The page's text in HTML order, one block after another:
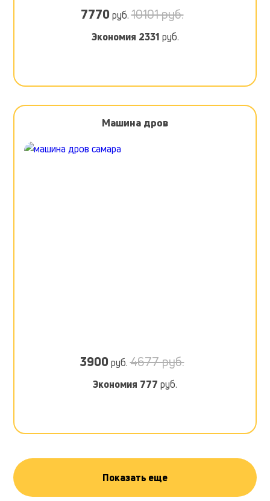
7770 руб.10101 руб.
Экономия 2331 руб.
Машина дров
3900 руб.4677 руб.
Экономия 777 руб.
Показать еще